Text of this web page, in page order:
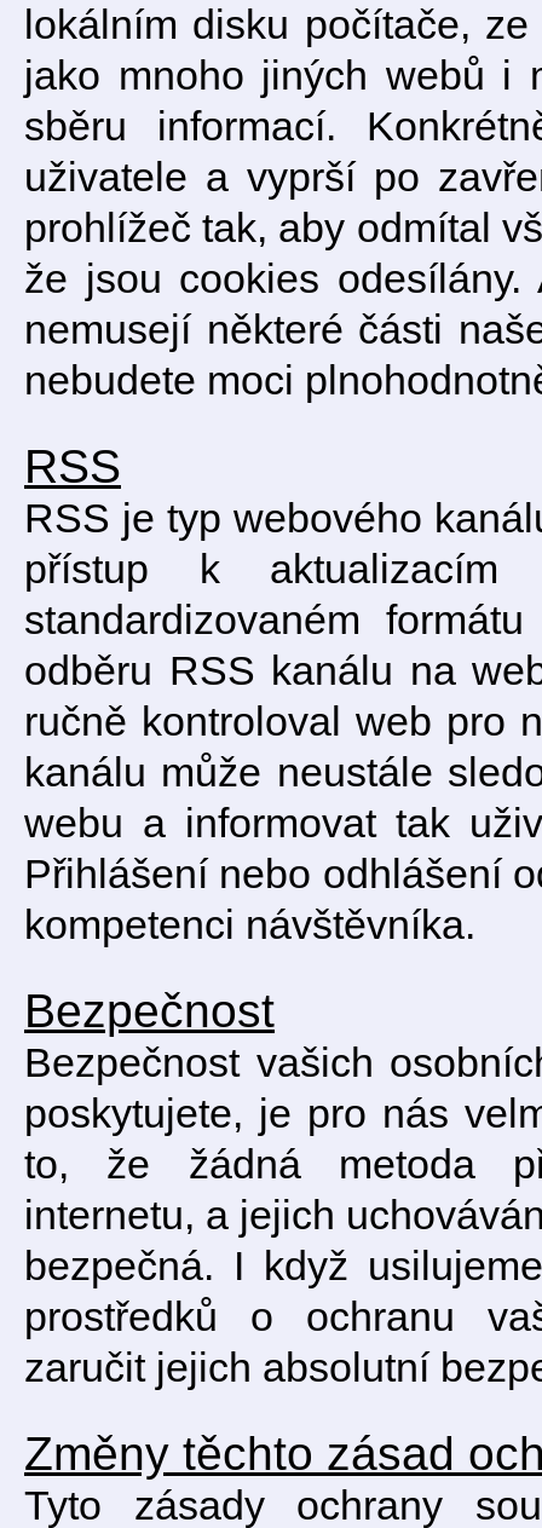
lokálním disku počítače,
jako mnoho jiných webů i
sběru informací.
uživatele a vyprší po
prohlížeč tak, aby odmítal
že jsou cookies
nemusejí některé části
nebudete moci
RSS
RSS je typ webového
přístup k
standardizovaném
odběru RSS kanálu na
ručně kontroloval web pro
kanálu může neustále
webu a informovat tak
Přihlášení nebo odhlášení
kompetenci návštěvníka.
Bezpečnost
Bezpečnost vašich
poskytujete, je pro nás
to, že žádná metoda
internetu, a jejich
bezpečná. I když
prostředků o ochranu
zaručit jejich absolutní
Změny těchto zásad
Tyto zásady ochrany